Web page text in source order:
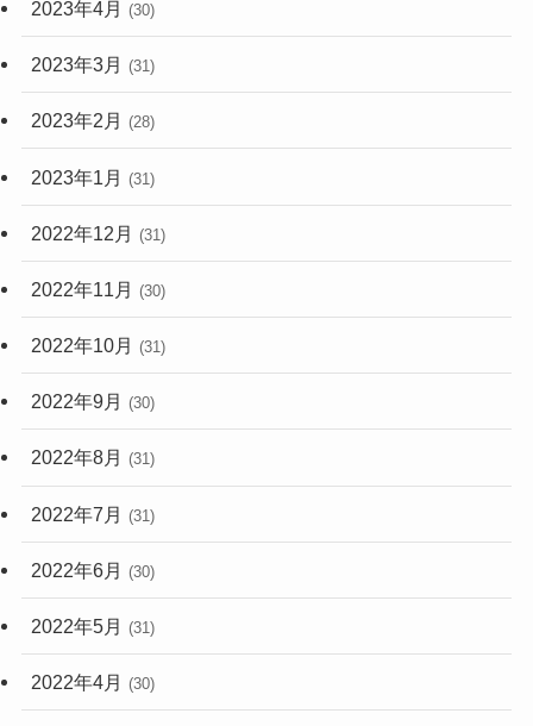
2023年4月 (30)
2023年3月 (31)
2023年2月 (28)
2023年1月 (31)
2022年12月 (31)
2022年11月 (30)
2022年10月 (31)
2022年9月 (30)
2022年8月 (31)
2022年7月 (31)
2022年6月 (30)
2022年5月 (31)
2022年4月 (30)